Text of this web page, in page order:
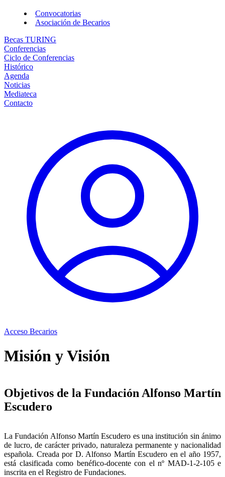
Convocatorias
Asociación de Becarios
Becas TURING
Conferencias
Ciclo de Conferencias
Histórico
Agenda
Noticias
Mediateca
Contacto
Acceso Becarios
Misión y Visión
Objetivos de la Fundación Alfonso Martín
Escudero
La Fundación Alfonso Martín Escudero es una institución sin ánimo
de lucro, de carácter privado, naturaleza permanente y nacionalidad
española. Creada por D. Alfonso Martín Escudero en el año 1957,
está clasificada como benéfico-docente con el nº MAD-1-2-105 e
inscrita en el Registro de Fundaciones.